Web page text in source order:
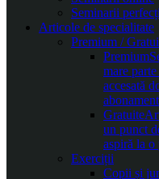
Seminarii
Articole de specialitate
Premium /
Premium
mare
accesată
Gratuite
un punct
aspiră la o
Exerciții
Copii și